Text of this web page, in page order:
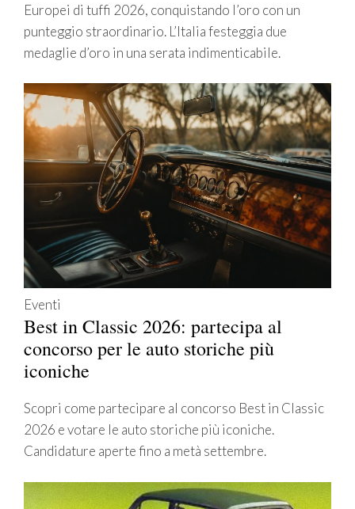
Europei di tuffi 2026, conquistando l’oro con un
punteggio straordinario. L’Italia festeggia due
medaglie d’oro in una serata indimenticabile.
Eventi
Best in Classic 2026: partecipa al
concorso per le auto storiche più
iconiche
Scopri come partecipare al concorso Best in Classic
2026 e votare le auto storiche più iconiche.
Candidature aperte fino a metà settembre.